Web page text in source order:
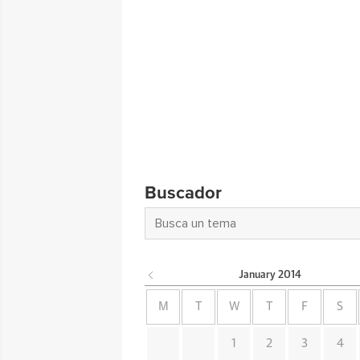
Buscador
January 2014
M W F S
1 2 3 4